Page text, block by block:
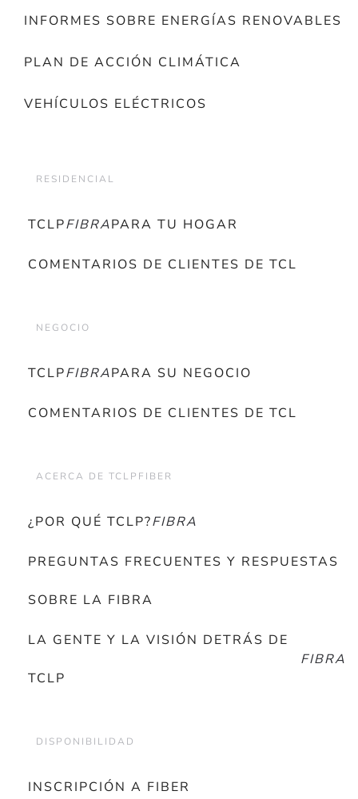
INFORMES SOBRE ENERGÍAS RENOVABLES
PLAN DE ACCIÓN CLIMÁTICA
VEHÍCULOS ELÉCTRICOS
RESIDENCIAL
TCLPFIBRAPARA TU HOGAR
COMENTARIOS DE CLIENTES DE TCL
NEGOCIO
TCLPFIBRAPARA SU NEGOCIO
COMENTARIOS DE CLIENTES DE TCL
ACERCA DE TCLPFIBER
¿POR QUÉ TCLP?FIBRA
PREGUNTAS FRECUENTES Y RESPUESTAS
SOBRE LA FIBRA
LA GENTE Y LA VISIÓN DETRÁS DE
TCLP
FIBRA
DISPONIBILIDAD
INSCRIPCIÓN A FIBER